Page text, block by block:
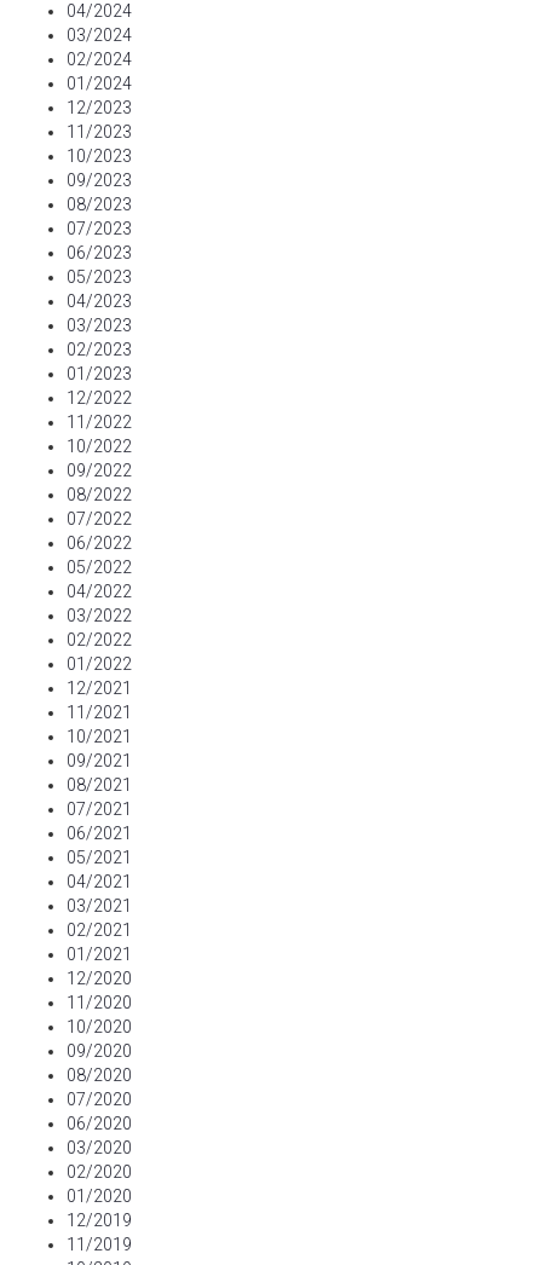
04/2024
03/2024
02/2024
01/2024
12/2023
11/2023
10/2023
09/2023
08/2023
07/2023
06/2023
05/2023
04/2023
03/2023
02/2023
01/2023
12/2022
11/2022
10/2022
09/2022
08/2022
07/2022
06/2022
05/2022
04/2022
03/2022
02/2022
01/2022
12/2021
11/2021
10/2021
09/2021
08/2021
07/2021
06/2021
05/2021
04/2021
03/2021
02/2021
01/2021
12/2020
11/2020
10/2020
09/2020
08/2020
07/2020
06/2020
03/2020
02/2020
01/2020
12/2019
11/2019